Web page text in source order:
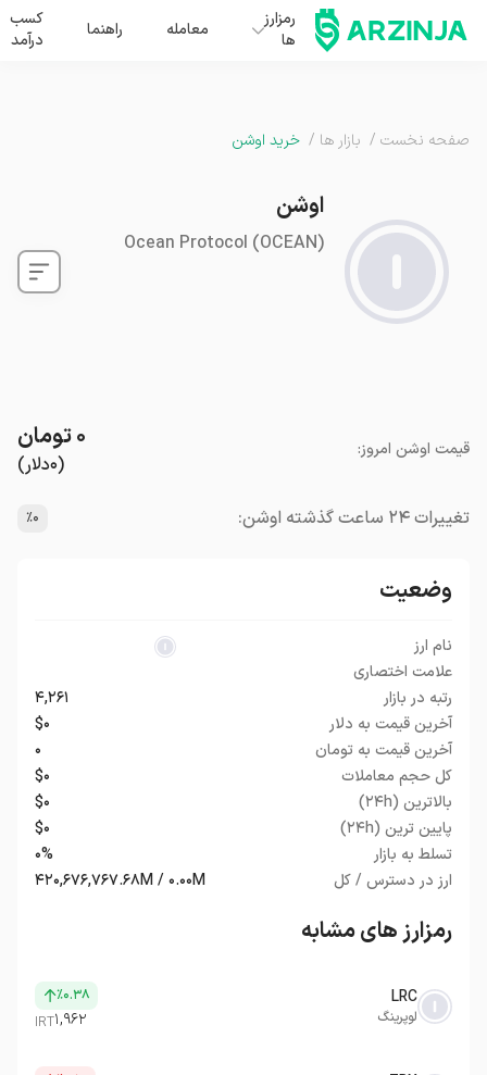
رمزارز
ها
معامله راهنما
کسب
درآمد
صفحه نخست / بازار ها / خرید اوشن
اوشن
Ocean Protocol (OCEAN)
قیمت اوشن امروز:
(۰دلار)
۰تومان
تغییرات ۲۴ ساعت گذشته اوشن: ٪۰
وضعیت
نام ارز
علامت اختصاری
رتبه در بازار
۴,۲۶۱
آخرین قیمت به دلار
$۰
آخرین قیمت به تومان
۰
کل حجم معاملات
$۰
بالاترین (۲۴h)
$۰
پایین ترین (۲۴h)
$۰
تسلط به بازار
۰%
ارز در دسترس / کل
۴۲۰,۶۷۶,۷۶۷.۶۸M / ۰.۰۰M
رمزارز های مشابه
LRC
لوپرینگ
٪۰.۳۸
۱,۹۶۲IRT